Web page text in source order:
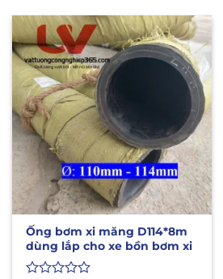
Ống bơm xi măng D114*8m
dùng lắp cho xe bồn bơm xi